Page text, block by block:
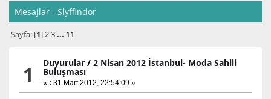
Mesajlar - Slyffindor
Sayfa: [1]2 3 ... 11
1 Duyurular /2 Nisan 2012 İstanbul- Moda Sahili
Buluşması
« : 31 Mart 2012, 22:54:09 »